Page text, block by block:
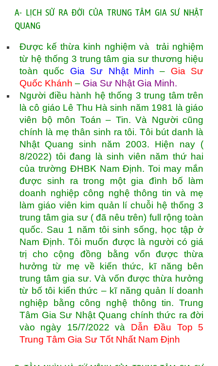
A- LỊCH SỬ RA ĐỜI CỦA TRUNG TÂM GIA SƯ NHẬT
QUANG
Được kế thừa kinh nghiệm và trải nghiệm
từ hệ thống 3 trung tâm gia sư thương hiệu
toàn quốc Gia Sư Nhật Minh –
Gia Sư
Quốc Khánh – Gia Sư Nhật Gia Minh.
Người điều hành hệ thống 3 trung tâm trên
là cô giáo Lê Thu Hà sinh năm 1981 là giáo
viên bộ môn Toán – Tin. Và Người cũng
chính là mẹ thân sinh ra tôi. Tôi bút danh là
Nhật Quang sinh năm 2003. Hiện nay (
8/2022) tôi đang là sinh viên năm thứ hai
của trường ĐHBK Nam Định. Toi may mắn
được sinh ra trong một gia đình bố làm
doanh nghiệp công nghệ thông tin và mẹ
làm giáo viên kim quản lí chuỗi hệ thống 3
trung tâm gia sư ( đã nêu trên) full rộng toàn
quốc. Sau 1 năm tôi sinh sống, học tập ở
Nam Định. Tôi muốn được là người có giá
trị cho cộng đồng bằng vốn được thừa
hưởng từ mẹ về kiến thức, kĩ năng bên
trung tâm gia sư. Và vốn được thừa hưởng
từ bố tôi kiến thức – kĩ năng quản lí doanh
nghiệp bằng công nghệ thông tin. Trung
Tâm Gia Sư Nhật Quang chính thức ra đời
vào ngày 15/7/2022 và Dẫn Đầu Top 5
Trung Tâm Gia Sư Tốt Nhất Nam Định